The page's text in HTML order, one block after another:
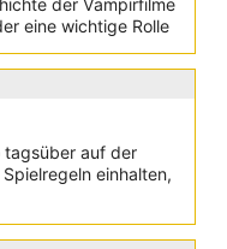
eine wichtige Rolle
auf der
einhalten,